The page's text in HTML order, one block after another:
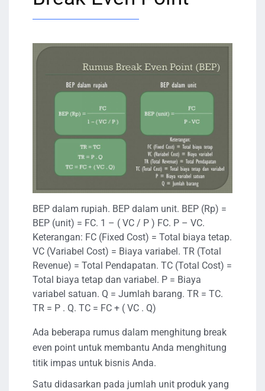
BEP dalam rupiah. BEP dalam unit. BEP (Rp) =
BEP (unit) = FC. 1 – ( VC / P ) FC. P – VC.
Keterangan: FC (Fixed Cost) = Total biaya tetap.
VC (Variabel Cost) = Biaya variabel. TR (Total
Revenue) = Total Pendapatan. TC (Total Cost) =
Total biaya tetap dan variabel. P = Biaya
variabel satuan. Q = Jumlah barang. TR = TC.
TR = P . Q. TC = FC + ( VC . Q)
Ada beberapa rumus dalam menghitung break
even point untuk membantu Anda menghitung
titik impas untuk bisnis Anda.
Satu didasarkan pada jumlah unit produk yang